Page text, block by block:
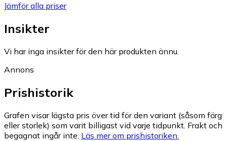
Jämför alla priser
Insikter
Vi har inga insikter för den här produkten ännu.
Annons
Prishistorik
Grafen visar lägsta pris över tid för den variant (såsom färg
eller storlek) som varit billigast vid varje tidpunkt. Frakt och
begagnat ingår inte. Läs mer om prishistoriken.